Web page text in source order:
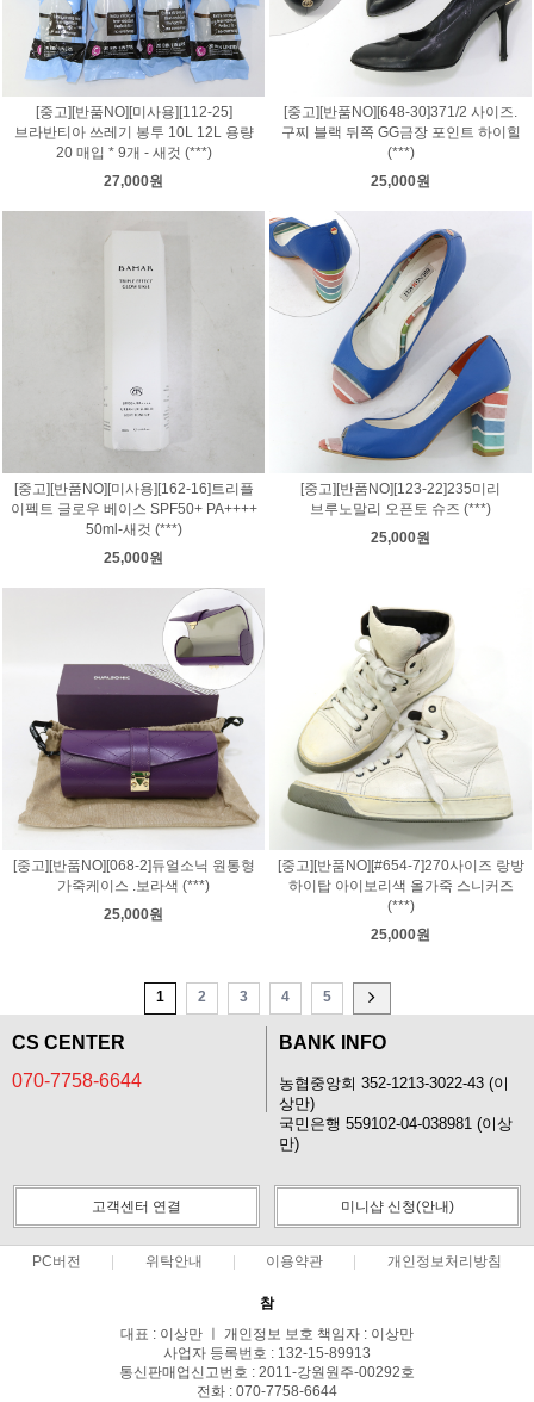
[중고][반품NO][미사용][112-25]
브라반티아 쓰레기 봉투 10L 12L 용량
20 매입 * 9개 - 새것 (***)
27,000원
[중고][반품NO][648-30]371/2 사이즈.
구찌 블랙 뒤쪽 GG금장 포인트 하이힐
(***)
25,000원
[중고][반품NO][미사용][162-16]트리플
이펙트 글로우 베이스 SPF50+ PA++++
50ml-새것 (***)
25,000원
[중고][반품NO][123-22]235미리
브루노말리 오픈토 슈즈 (***)
25,000원
[중고][반품NO][068-2]듀얼소닉 원통형
가죽케이스 .보라색 (***)
25,000원
[중고][반품NO][#654-7]270사이즈 랑방
하이탑 아이보리색 올가죽 스니커즈
(***)
25,000원
1 2 3 4 5
CS CENTER
070-7758-6644
BANK INFO
농협중앙회 352-1213-3022-43 (이
상만)
국민은행 559102-04-038981 (이상
만)
고객센터 연결 미니샵 신청(안내)
PC버전 위탁안내 이용약관 개인정보처리방침
참
대표 : 이상만 ㅣ 개인정보 보호 책임자 : 이상만
사업자 등록번호 : 132-15-89913
통신판매업신고번호 : 2011-강원원주-00292호
전화 : 070-7758-6644